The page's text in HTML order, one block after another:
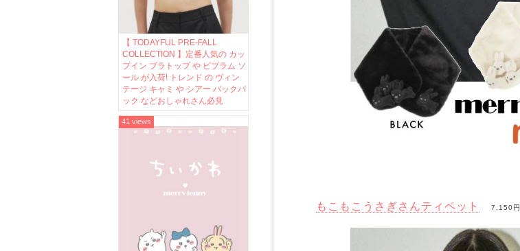
【 TODAYFUL PRE-FALL
COLLECTION 】定番人気の カッ
プイン ブラトップ や ビブラム ソ
ール が入荷! トレンド の ヴィン
テージ キャミ や シアー バックパ
ック などおしゃれさん必見
41 views
もこもこうさぎさんティペット 7,150円